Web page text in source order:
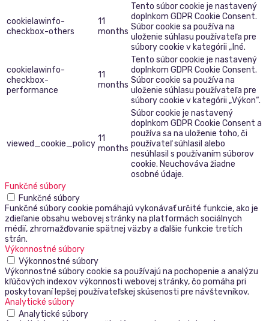
cookielawinfo-
checkbox-others
11
months
Tento súbor cookie je nastavený
doplnkom GDPR Cookie Consent.
Súbor cookie sa používa na
uloženie súhlasu používateľa pre
súbory cookie v kategórii „Iné.
cookielawinfo-
checkbox-
performance
11
months
Tento súbor cookie je nastavený
doplnkom GDPR Cookie Consent.
Súbor cookie sa používa na
uloženie súhlasu používateľa pre
súbory cookie v kategórii „Výkon“.
viewed_cookie_policy
11
months
Súbor cookie je nastavený
doplnkom GDPR Cookie Consent a
používa sa na uloženie toho, či
používateľ súhlasil alebo
nesúhlasil s používaním súborov
cookie. Neuchováva žiadne
osobné údaje.
Funkčné súbory
Funkčné súbory
Funkčné súbory cookie pomáhajú vykonávať určité funkcie, ako je
zdieľanie obsahu webovej stránky na platformách sociálnych
médií, zhromažďovanie spätnej väzby a ďalšie funkcie tretích
strán.
Výkonnostné súbory
Výkonnostné súbory
Výkonnostné súbory cookie sa používajú na pochopenie a analýzu
kľúčových indexov výkonnosti webovej stránky, čo pomáha pri
poskytovaní lepšej používateľskej skúsenosti pre návštevníkov.
Analytické súbory
Analytické súbory